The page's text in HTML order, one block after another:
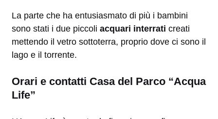
La parte che ha entusiasmato di più i bambini
sono stati i due piccoli acquari interrati creati
mettendo il vetro sottoterra, proprio dove ci sono il
lago e il torrente.
Orari e contatti Casa del Parco “Acqua
Life”